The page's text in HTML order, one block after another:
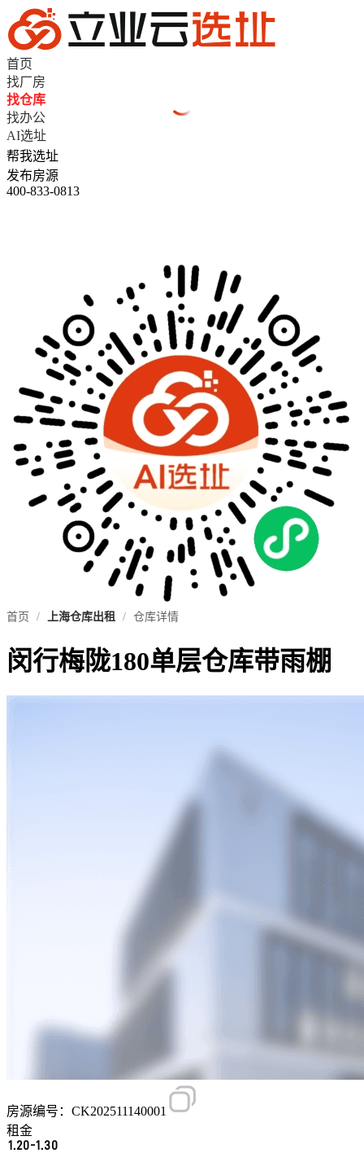
首页
找厂房
找仓库
找办公
AI选址
帮我选址
发布房源
400-833-0813
首页 / 上海仓库出租 / 仓库详情
闵行梅陇180单层仓库带雨棚
房源编号：CK202511140001
租金
1.20-1.30